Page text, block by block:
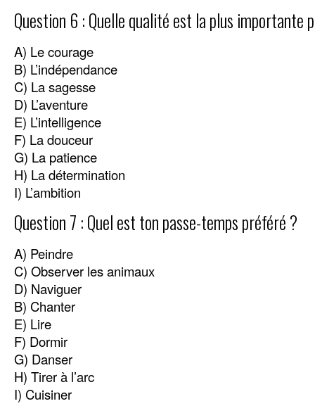
Question 6 : Quelle qualité est la plus importante
A) Le courage
B) L’indépendance
C) La sagesse
D) L’aventure
E) L’intelligence
F) La douceur
G) La patience
H) La détermination
I) L’ambition
Question 7 : Quel est ton passe-temps préféré ?
A) Peindre
C) Observer les animaux
D) Naviguer
B) Chanter
E) Lire
F) Dormir
G) Danser
H) Tirer à l’arc
I) Cuisiner